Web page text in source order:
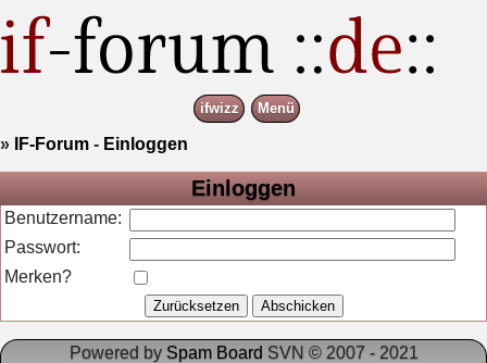
ifwizz Menü
» IF-Forum - Einloggen
Einloggen
Benutzername:
Passwort:
Merken?
Powered by Spam Board SVN © 2007 - 2021